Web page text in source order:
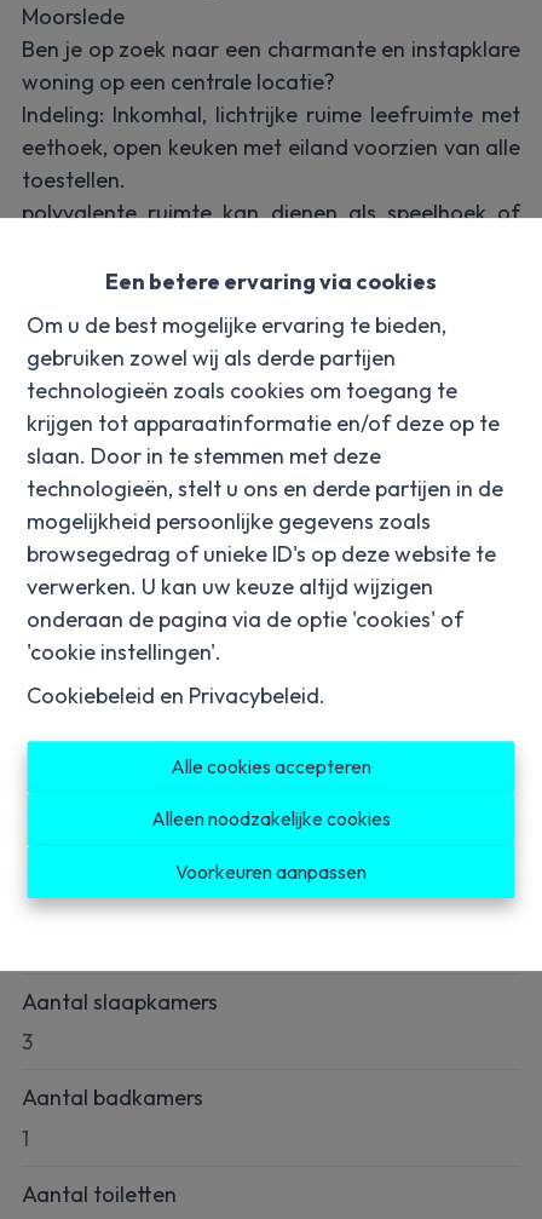
Een betere ervaring via cookies
Om u de best mogelijke ervaring te bieden,
gebruiken zowel wij als derde partijen
technologieën zoals cookies om toegang te
krijgen tot apparaatinformatie en/of deze op te
slaan. Door in te stemmen met deze
technologieën, stelt u ons en derde partijen in de
mogelijkheid persoonlijke gegevens zoals
browsegedrag of unieke ID's op deze website te
verwerken. U kan uw keuze altijd wijzigen
onderaan de pagina via de optie 'cookies' of
'cookie instellingen'.
Cookiebeleid en Privacybeleid.
Alle cookies accepteren
Alleen noodzakelijke cookies
Voorkeuren aanpassen
Moorslede
Ben je op zoek naar een charmante en instapklare
woning op een centrale locatie?
Indeling: Inkomhal, lichtrijke ruime leefruimte met
eethoek, open keuken met eiland voorzien van alle
toestellen.
polyvalente ruimte kan dienen als speelhoek of
met douche en apart toilet.
Op de eerste verdieping zijn er 3 slaapkamers,
verder is er nog een vaste trap naar zolder.
Troeven: Instapklaar, gunstig EPC!
Voor meer informatie of een afspraak op het nr
056/96.08.00 of mail naar info@property-
vastgoed.be
Delen
Algemeen
Adres
Aantal slaapkamers
3
Aantal badkamers
1
Aantal toiletten